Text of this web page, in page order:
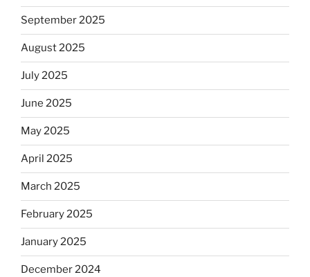
September 2025
August 2025
July 2025
June 2025
May 2025
April 2025
March 2025
February 2025
January 2025
December 2024